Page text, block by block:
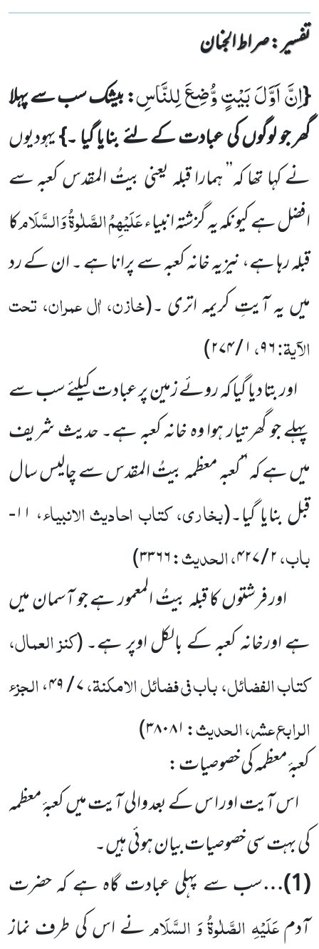
تفسیر : ‎صراط الجنان
{اِنَّ اَوَّلَ بَیْتٍ وُّضِعَ لِلنَّاسِ: بیشک سب سے پہلا
گھر جو لوگوں کی عبادت کے لئے بنایا گیا ۔}یہودیوں
نے کہا تھا کہ’’ ہمارا قبلہ یعنی بیتُ المقدس کعبہ سے
افضل ہے کیونکہ یہ گزشتہ انبیاءعَلَیْہِمُ الصَّلٰوۃُ وَالسَّلَامکا
قبلہ رہا ہے، نیزیہ خانہ کعبہ سے پرانا ہے ۔ ان کے رد
میں یہ آیتِ کریمہ اتری ۔(خازن، اٰل عمران، تحت
الآیۃ:۹۶،۱ / ۲۷۴
)
اور بتا دیا گیا کہ روئے زمین پر عبادت کیلئے سب سے
پہلے جو گھر تیار ہوا وہ خانہ کعبہ ہے۔ حدیث شریف
میںہےکہ ’’کعبہ معظمہ بیتُ المقدس سے چالیس سال
قبل بنایا گیا۔(بخاری، کتاب احادیث الانبیاء، ۱۱-
باب،۲ / ۴۲۷ ، الحدیث: ۳۳۶۶)
اور فرشتوں کا قبلہ بیتُ المعمور ہے جو آسمان میں
ہے اورخانہ کعبہ کے بالکل اوپر ہے۔(کنز العمال،
کتاب الفضائل، باب فی فضائل الامکنۃ،۷ / ۴۹،
الجزء
الرابع عشر، الحدیث: ۳۸۰۸۱)
کعبۂ معظمہ کی خصوصیات :
اس آیت اور ا س کے بعد والی آیت میں کعبۂ معظمہ
کی بہت سی خصوصیات بیان ہوئی ہیں۔
(
1
)…سب سے پہلی عبادت گاہ ہے کہ حضرت
آدمعَلَیْہِ الصَّلٰوۃُ وَ السَّلَامنے اس کی طرف نماز